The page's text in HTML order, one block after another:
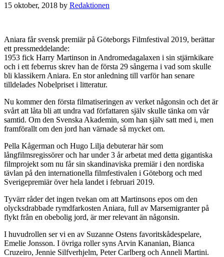
15 oktober, 2018 by Redaktionen
Aniara får svensk premiär på Göteborgs Filmfestival 2019, berättar
ett pressmeddelande:
1953 fick Harry Martinson in Andromedagalaxen i sin stjärnkikare
och i ett feberrus skrev han de första 29 sångerna i vad som skulle
bli klassikern Aniara. En stor anledning till varför han senare
tilldelades Nobelpriset i litteratur.
Nu kommer den första filmatiseringen av verket någonsin och det är
svårt att låta bli att undra vad författaren själv skulle tänka om vår
samtid. Om den Svenska Akademin, som han själv satt med i, men
framförallt om den jord han värnade så mycket om.
Pella Kågerman och Hugo Lilja debuterar här som
långfilmsregissörer och har under 3 år arbetat med detta gigantiska
filmprojekt som nu får sin skandinaviska premiär i den nordiska
tävlan på den internationella filmfestivalen i Göteborg och med
Sverigepremiär över hela landet i februari 2019.
Tyvärr råder det ingen tvekan om att Martinsons epos om den
olycksdrabbade rymdfarkosten Aniara, full av Marsemigranter på
flykt från en obebolig jord, är mer relevant än någonsin.
I huvudrollen ser vi en av Suzanne Ostens favoritskådespelare,
Emelie Jonsson. I övriga roller syns Arvin Kananian, Bianca
Cruzeiro, Jennie Silfverhjelm, Peter Carlberg och Anneli Martini.